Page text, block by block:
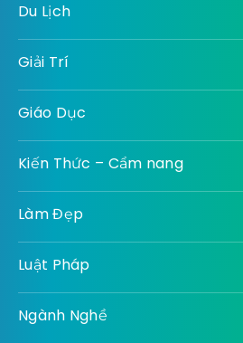
Du Lịch
Giải Trí
Giáo Dục
Kiến Thức – Cẩm nang
Làm Đẹp
Luật Pháp
Ngành Nghề